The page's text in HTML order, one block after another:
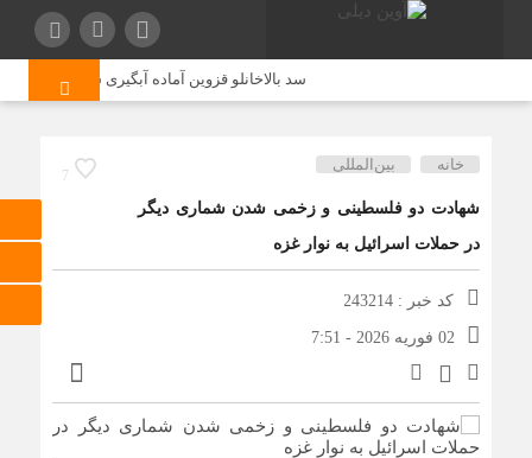
سد بالاخانلو قزوین آماده آبگیری شد دانشگاه
7
خانه بین‌المللی
شهادت دو فلسطینی و زخمی شدن شماری دیگر
در حملات اسرائیل به نوار غزه
کد خبر : 243214
02 فوریه 2026 - 7:51